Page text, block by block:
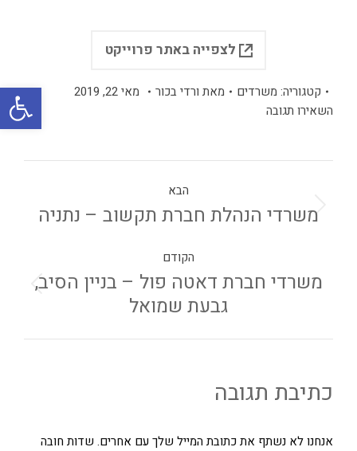
לצפייה באתר פרוייקט
קטגוריה: משרדים מאת ורדי בכור
מאי 22, 2019
השאירו תגובה
הקודם
משרדי חברת דאטה פול – בניין הסיב,
גבעת שמואל
הבא
משרדי הנהלת חברת תקשוב – נתניה
כתיבת תגובה
אנחנו לא נשתף את כתובת המייל שלך עם אחרים. שדות חובה